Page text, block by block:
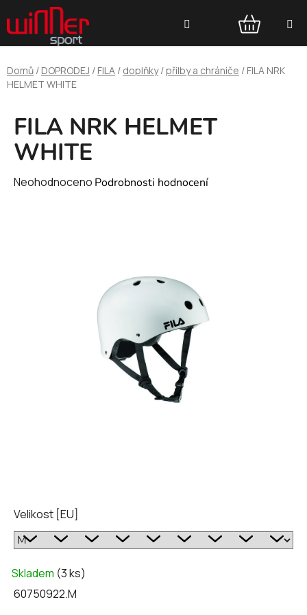
na
obsah
NÁKUPNÍ
KOŠÍK
Domů / DOPRODEJ / FILA / doplňky /přilby a chrániče / FILA NRK
HELMET WHITE
Velikost [EU]
Skladem (3 ks)
60750922.M
FILA NRK HELMET
WHITE
Průměrné
Neohodnoceno Podrobnosti hodnocení